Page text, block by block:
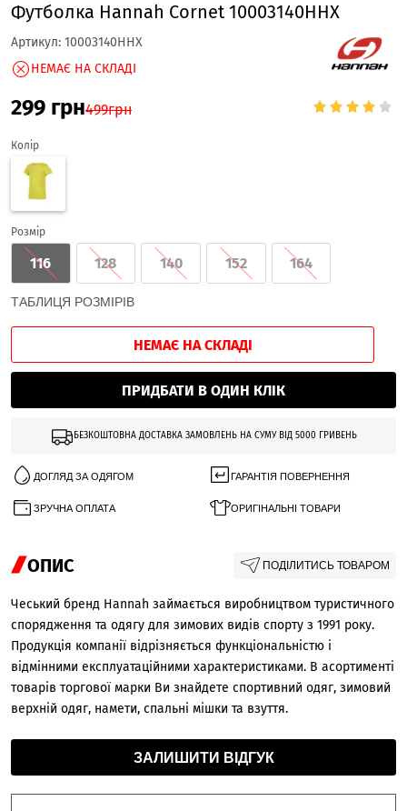
Футболка Hannah Cornet 10003140HHX
Артикул: 10003140HHX
НЕМАЄ НА СКЛАДІ
299 грн499грн
Колір
Розмір
116 128 140 152 164
ТАБЛИЦЯ РОЗМІРІВ
НЕМАЄ НА СКЛАДІ
ПРИДБАТИ В ОДИН КЛІК
БЕЗКОШТОВНА ДОСТАВКА ЗАМОВЛЕНЬ НА СУМУ ВІД 5000 ГРИВЕНЬ
ДОГЛЯД ЗА ОДЯГОМ ГАРАНТІЯ ПОВЕРНЕННЯ
ЗРУЧНА ОПЛАТА ОРИГІНАЛЬНІ ТОВАРИ
ОПИС ПОДІЛИТИСЬ ТОВАРОМ
Чеський бренд Hannah займається виробництвом туристичного
спорядження та одягу для зимових видів спорту з 1991 року.
Продукція компанії відрізняється функціональністю і
відмінними експлуатаційними характеристиками. В асортименті
товарів торгової марки Ви знайдете спортивний одяг, зимовий
верхній одяг, намети, спальні мішки та взуття.
ЗАЛИШИТИ ВІДГУК